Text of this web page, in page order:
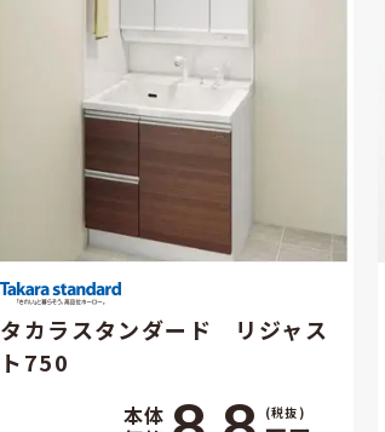
タカラスタンダード リジャス
ト750
本体 (税抜)